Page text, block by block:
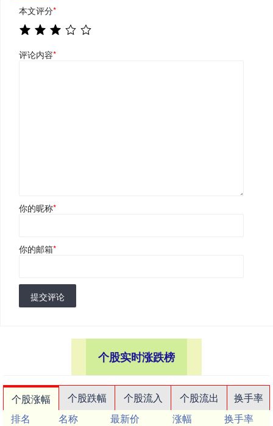
本文评分*
评论内容*
你的昵称*
你的邮箱*
提交评论
个股实时涨跌榜
个股涨幅 个股跌幅 个股流入 个股流出
换手率
排名
名称 最新价 涨幅
换手率